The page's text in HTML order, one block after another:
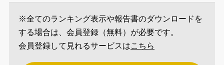
※全てのランキング表示や報告書のダウンロードを
する場合は、会員登録（無料）が必要です。
会員登録して見れるサービスはこちら